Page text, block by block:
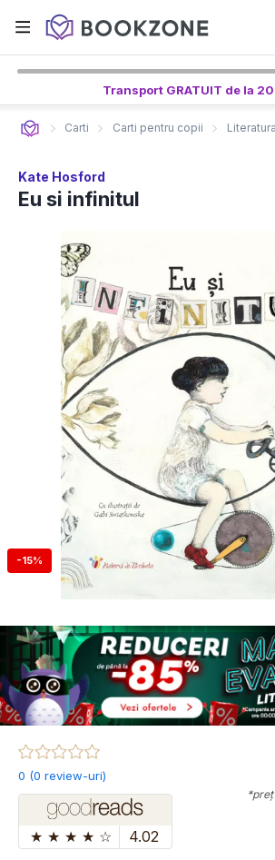
Transport GRATUIT de la
Carti Carti pentru copii
Kate Hosford
Eu si infinitul
-15%
0 (0 review-uri)
★ ★ ★ ★ ☆ 4.02